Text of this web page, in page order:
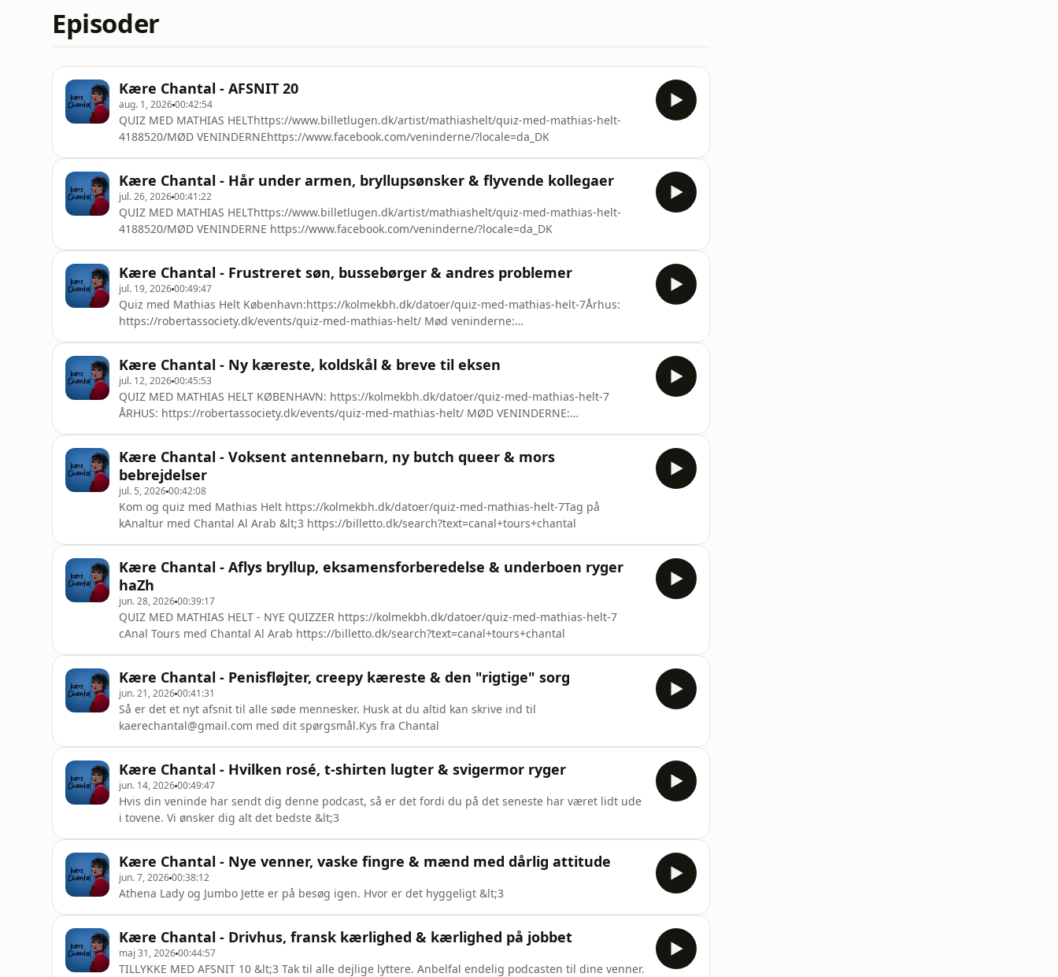
Episoder
Kære Chantal - AFSNIT 20
aug. 1, 202600:42:54
QUIZ MED MATHIAS HELThttps://www.billetlugen.dk/artist/mathiashelt/quiz-med-mathias-helt-
4188520/MØD VENINDERNEhttps://www.facebook.com/veninderne/?locale=da_DK
Kære Chantal - Hår under armen, bryllupsønsker & flyvende kollegaer
jul. 26, 202600:41:22
QUIZ MED MATHIAS HELThttps://www.billetlugen.dk/artist/mathiashelt/quiz-med-mathias-helt-
4188520/MØD VENINDERNE https://www.facebook.com/veninderne/?locale=da_DK
Kære Chantal - Frustreret søn, bussebørger & andres problemer
jul. 19, 202600:49:47
Quiz med Mathias Helt København:https://kolmekbh.dk/datoer/quiz-med-mathias-helt-7Århus:
https://robertassociety.dk/events/quiz-med-mathias-helt/ Mød veninderne:
Kære Chantal - Ny kæreste, koldskål & breve til eksen
jul. 12, 202600:45:53
QUIZ MED MATHIAS HELT KØBENHAVN: https://kolmekbh.dk/datoer/quiz-med-mathias-helt-7
ÅRHUS: https://robertassociety.dk/events/quiz-med-mathias-helt/ MØD VENINDERNE:
Kære Chantal - Voksent antennebarn, ny butch queer & mors
bebrejdelser
jul. 5, 202600:42:08
Kom og quiz med Mathias Helt https://kolmekbh.dk/datoer/quiz-med-mathias-helt-7Tag på
kAnaltur med Chantal Al Arab &lt;3 https://billetto.dk/search?text=canal+tours+chantal
Kære Chantal - Aflys bryllup, eksamensforberedelse & underboen ryger
haZh
jun. 28, 202600:39:17
QUIZ MED MATHIAS HELT - NYE QUIZZER https://kolmekbh.dk/datoer/quiz-med-mathias-helt-7
cAnal Tours med Chantal Al Arab https://billetto.dk/search?text=canal+tours+chantal
Kære Chantal - Penisfløjter, creepy kæreste & den "rigtige" sorg
jun. 21, 202600:41:31
Så er det et nyt afsnit til alle søde mennesker. Husk at du altid kan skrive ind til
kaerechantal@gmail.com med dit spørgsmål.Kys fra Chantal
Kære Chantal - Hvilken rosé, t-shirten lugter & svigermor ryger
jun. 14, 202600:49:47
Hvis din veninde har sendt dig denne podcast, så er det fordi du på det seneste har været lidt ude
i tovene. Vi ønsker dig alt det bedste &lt;3
Kære Chantal - Nye venner, vaske fingre & mænd med dårlig attitude
jun. 7, 202600:38:12
Athena Lady og Jumbo Jette er på besøg igen. Hvor er det hyggeligt &lt;3
Kære Chantal - Drivhus, fransk kærlighed & kærlighed på jobbet
maj 31, 202600:44:57
TILLYKKE MED AFSNIT 10 &lt;3 Tak til alle dejlige lyttere. Anbelfal endelig podcasten til dine venner.